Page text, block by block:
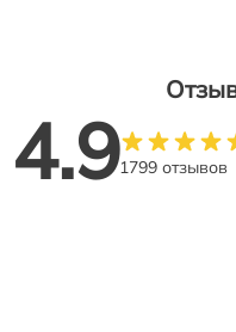
4.91799 отзывов